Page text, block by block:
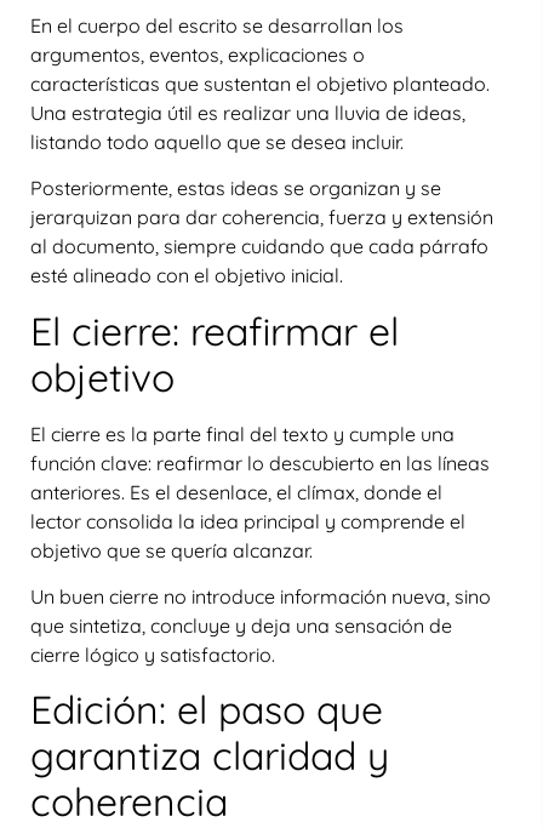
En el cuerpo del escrito se desarrollan los
argumentos, eventos, explicaciones o
características que sustentan el objetivo planteado.
Una estrategia útil es realizar una lluvia de ideas
listando todo aquello que se desea incluir.
Posteriormente, estas ideas se organizan y se
jerarquizan para dar coherencia, fuerza y extensión
al documento, siempre cuidando que cada párrafo
esté alineado con el objetivo inicial.
El cierre: reafirmar el
objetivo
El cierre es la parte final del texto y cumple una
función clave: reafirmar lo descubierto en las líneas
anteriores. Es el desenlace, el clímax, donde el
lector consolida la idea principal y comprende el
objetivo que se quería alcanzar.
Un buen cierre no introduce información nueva, sino
que sintetiza, concluye y deja una sensación de
cierre lógico y satisfactorio.
Edición: el paso que
garantiza claridad y
coherencia